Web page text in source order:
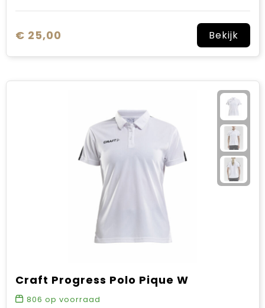
€ 25,00 Bekijk
Craft Progress Polo Pique W
806 op voorraad